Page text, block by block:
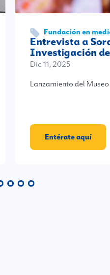
Fundación en
Entrevista a
Investigación
Dic 11, 2025
Lanzamiento del
Entérate aquí